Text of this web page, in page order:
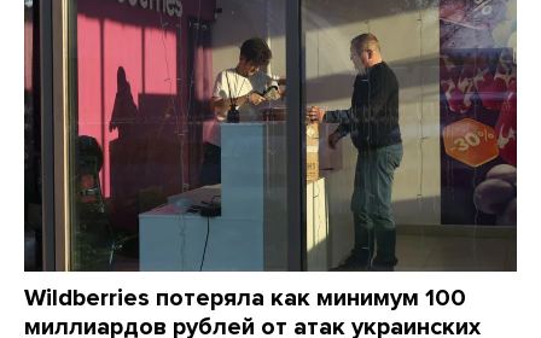
Wildberries потеряла как минимум 100
миллиардов рублей от атак украинских